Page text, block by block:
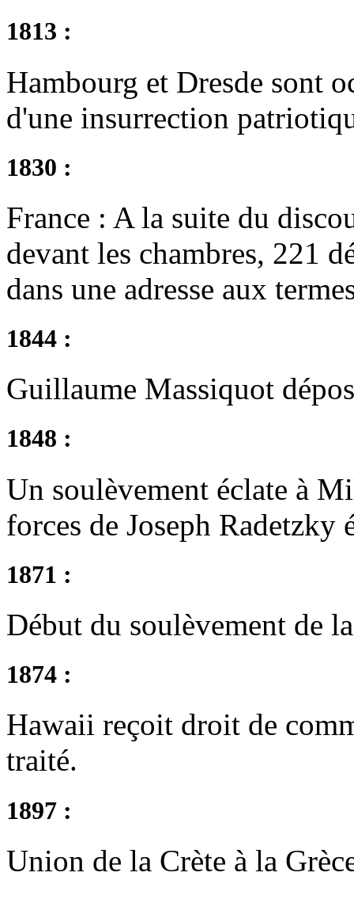
1813 :
Hambourg et Dresde sont
d'une insurrection
1830 :
France : A la suite du
devant les chambres, 221
dans une adresse aux
1844 :
Guillaume Massiquot
1848 :
Un soulèvement éclate à
forces de Joseph Radetzky
1871 :
Début du soulèvement de
1874 :
Hawaii reçoit droit de
traité.
1897 :
Union de la Crète à la